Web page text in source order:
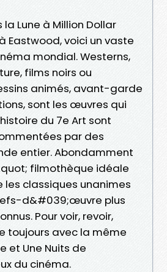
Lune à Million Dollar
Eastwood, voici un vaste
mondial. Westerns,
films noirs ou
animés, avant-garde
sont les œuvres qui
du 7e Art sont
par des
entier. Abondamment
filmothèque idéale
les classiques unanimes
d&#039;œuvre plus
Pour voir, revoir,
toujours avec la même
et Une Nuits de
du cinéma.